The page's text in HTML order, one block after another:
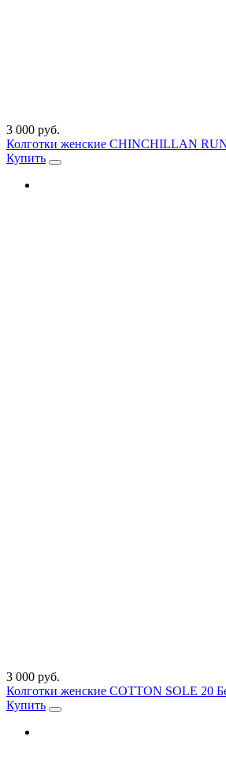
3 000 руб.
Колготки женские CHINCHILLAN
Купить
3 000 руб.
Колготки женские COTTON SOLE 20
Купить